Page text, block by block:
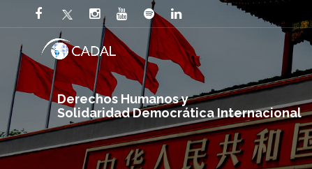
Derechos Humanos y
Solidaridad Democrática Internacional